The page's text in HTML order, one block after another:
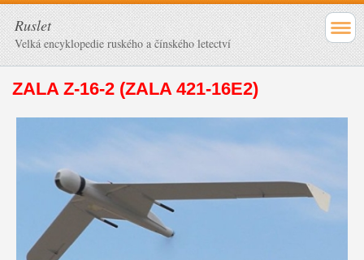
Ruslet
Velká encyklopedie ruského a čínského letectví
ZALA Z-16-2 (ZALA 421-16E2)